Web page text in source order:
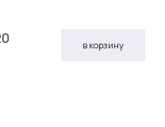
в корзину